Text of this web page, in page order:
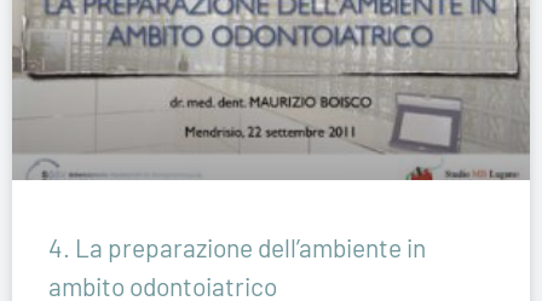
4. La preparazione dell’ambiente in
ambito odontoiatrico